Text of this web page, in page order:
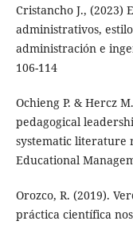
Cristancho J., (2023)
administrativos,
administración e
106-114
Ochieng P. & Hercz
pedagogical
systematic literature
Educational
Orozco, R. (2019).
práctica científica